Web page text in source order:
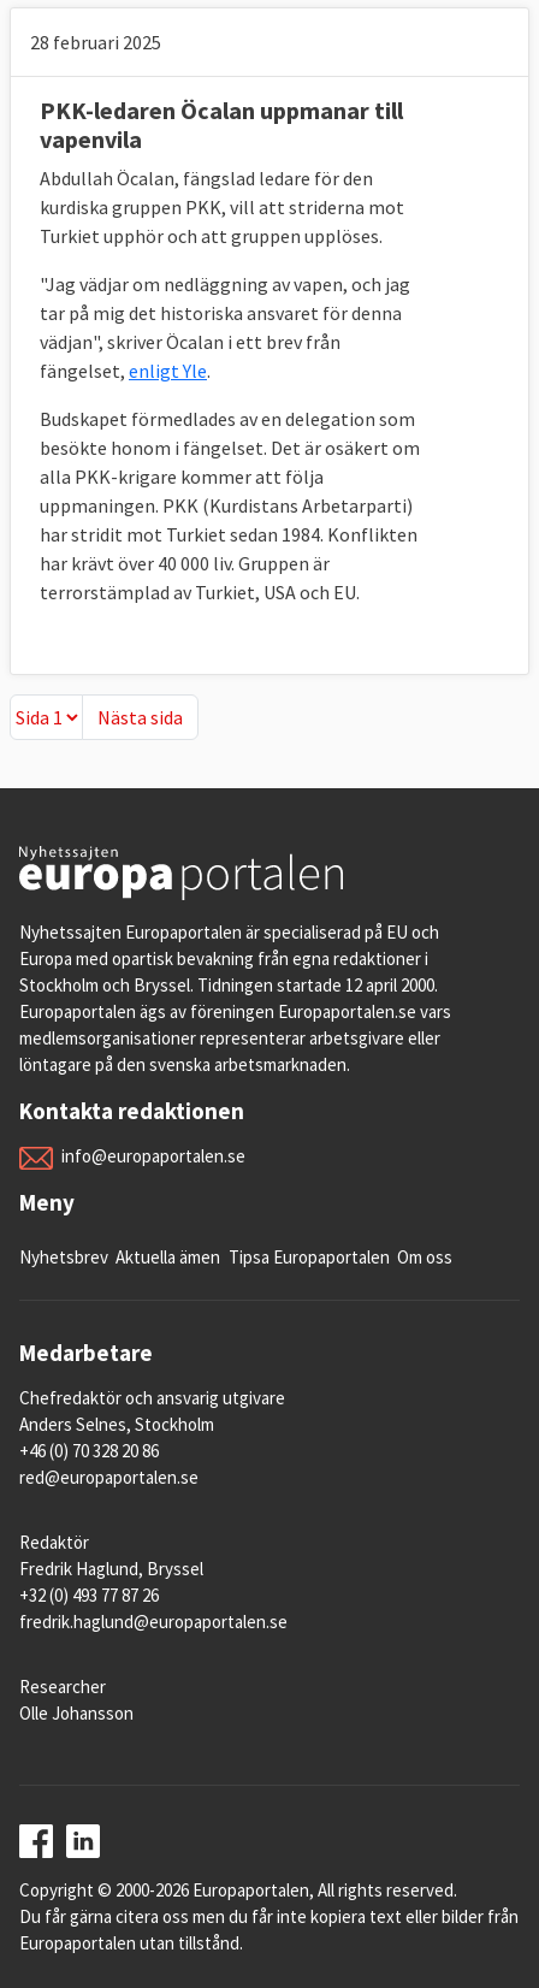
I juni antas en uppdaterad
2005
Den 7 juli dödas 52 personer vid bombdåd i
London, Storbritannien. EU-ländernas stats-
och regeringschefer antar i december en
2007
EU får en samordnare för
2008
I december antas ettdirektivom skydd av
infrastruktur vid terroristattacker.
2011
Behring Breivik skjuter unga på Utøya och
en bilbomb detoneras i Oslo, Norge.
direktiv
sprängämnesprekursorer, ofta olika typer av
kemikalier, som är ämne som kan användas
vid terroristattacker.
2014
Medlemsländernas utrikesministrar antar i
oktober EU:s strategi mot terrorism och
utländska stridande som har fokus på Irak
2015
EU-ländernas utrikesministrar antar i
som utgör en hörnsten i
EU-kommissionen
europeisk säkerhetsagenda
förslag och planer som rör säkerhet där
även gränsbevakning och organiserad
brottslighet ingår.
Konkreta förslag ur agendan har därefter
lagts fram:
1. Om skjutvapen (november 2015)
2. Kampen mot terrorism (december 2015)
5. Informationssystem (november 2016)
6. Terrorismfinansiering (december 2016)
7. Interoperabilitet (juni 2017)
28 februari 2025
PKK-ledaren Öcalan uppmanar till
vapenvila
Abdullah Öcalan, fängslad ledare för den
kurdiska gruppen PKK, vill att striderna mot
Turkiet upphör och att gruppen upplöses.
"Jag vädjar om nedläggning av vapen, och jag
tar på mig det historiska ansvaret för denna
vädjan", skriver Öcalan i ett brev från
fängelset, enligt Yle.
Budskapet förmedlades av en delegation som
besökte honom i fängelset. Det är osäkert om
alla PKK-krigare kommer att följa
uppmaningen. PKK (Kurdistans Arbetarparti)
har stridit mot Turkiet sedan 1984. Konflikten
har krävt över 40 000 liv. Gruppen är
terrorstämplad av Turkiet, USA och EU.
Nästa sida
Nästa sida
Nyhetssajten Europaportalen är specialiserad på EU och
Europa med opartisk bevakning från egna redaktioner i
Stockholm och Bryssel. Tidningen startade 12 april 2000.
Europaportalen ägs av föreningen Europaportalen.se vars
medlemsorganisationer representerar arbetsgivare eller
löntagare på den svenska arbetsmarknaden.
Kontakta redaktionen
info@europaportalen.se
Meny
Nyhetsbrev Aktuella ämen Tipsa Europaportalen Om oss
Medarbetare
Chefredaktör och ansvarig utgivare
Anders Selnes, Stockholm
+46 (0) 70 328 20 86
red@europaportalen.se
Redaktör
Fredrik Haglund, Bryssel
+32 (0) 493 77 87 26
fredrik.haglund@europaportalen.se
Researcher
Olle Johansson
Copyright © 2000-2026 Europaportalen, All rights reserved.
Du får gärna citera oss men du får inte kopiera text eller bilder från
Europaportalen utan tillstånd.